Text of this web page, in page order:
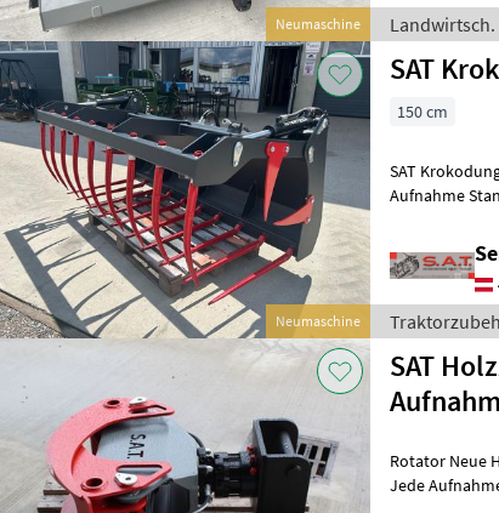
Neumaschine
Neumaschine
SAT
150 cm
SAT
Aufnahme
SAT
Rotator Neue
Jede Aufnahme möglich: